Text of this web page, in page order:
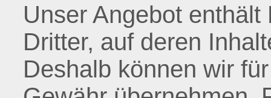
Unser Angebot
Dritter, auf deren
Deshalb können wir